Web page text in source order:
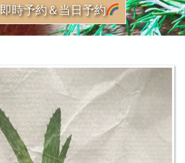
即時予約＆当日予約